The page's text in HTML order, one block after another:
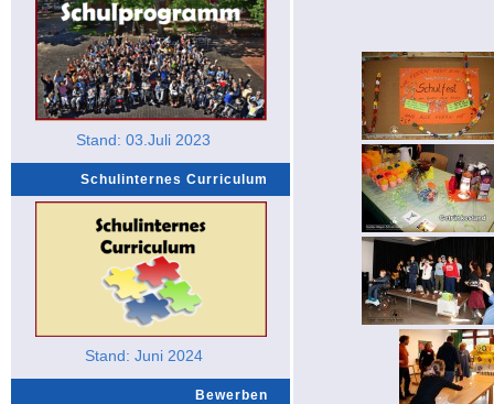
Stand: 03.Juli 2023
Schulinternes Curriculum
Stand: Juni 2024
Bewerben